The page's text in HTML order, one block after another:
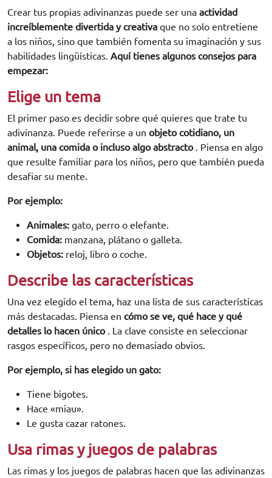
Crear tus propias adivinanzas puede ser una actividad
increíblemente divertida y creativa que no solo entretiene
a los niños, sino que también fomenta su imaginación y sus
habilidades lingüísticas. Aquí tienes algunos consejos para
empezar:
Elige un tema
El primer paso es decidir sobre qué quieres que trate tu
adivinanza. Puede referirse a un objeto cotidiano, un
animal, una comida o incluso algo abstracto . Piensa en algo
que resulte familiar para los niños, pero que también pueda
desafiar su mente.
Por ejemplo:
Animales: gato, perro o elefante.
Comida: manzana, plátano o galleta.
Objetos: reloj, libro o coche.
Describe las características
Una vez elegido el tema, haz una lista de sus características
más destacadas. Piensa en cómo se ve, qué hace y qué
detalles lo hacen único . La clave consiste en seleccionar
rasgos específicos, pero no demasiado obvios.
Por ejemplo, si has elegido un gato:
Tiene bigotes.
Hace «miau».
Le gusta cazar ratones.
Usa rimas y juegos de palabras
Las rimas y los juegos de palabras hacen que las adivinanzas